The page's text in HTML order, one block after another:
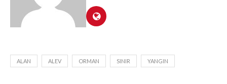
ALAN ALEV ORMAN SINIR YANGIN